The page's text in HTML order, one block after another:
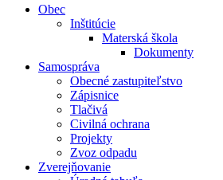
Obec
Inštitúcie
Materská škola
Dokumenty
Samospráva
Obecné zastupiteľstvo
Zápisnice
Tlačivá
Civilná ochrana
Projekty
Zvoz odpadu
Zverejňovanie